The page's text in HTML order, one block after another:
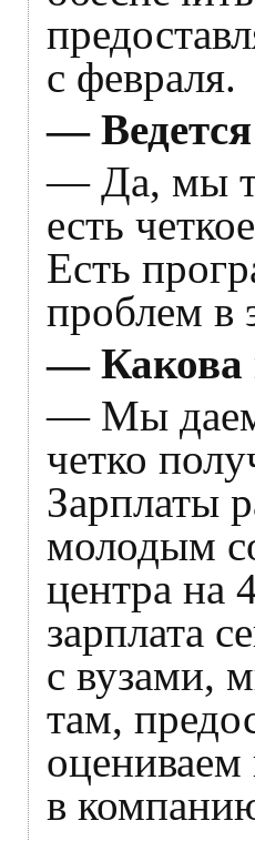
с февраля.
—
— Да, мы
есть
Есть
проблем в
— Какова
— Мы даем
четко
Зарплаты
молодым
центра на
зарплата
с вузами,
там,
в